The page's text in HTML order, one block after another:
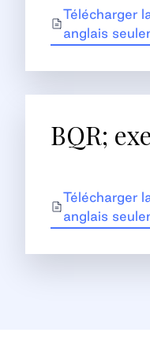
Télécharger
anglais
BQR;
Télécharger
anglais